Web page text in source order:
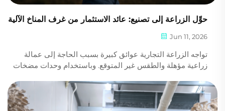
حوِّل الزراعة إلى تصنيع: عائد الاستثمار من غرف المناخ الآلية
Jun 11, 2026
تواجه الزراعة التجارية عوائق كبيرة بسبب الحاجة إلى عمالة
زراعية مؤهلة والطقس غير المتوقع. وباستخدام وحدات مضخات
الأشياء (IoT)، يحوِّل المستثمرون الزراعة المتقلبة إلى عملية
تصنيع قياسية...